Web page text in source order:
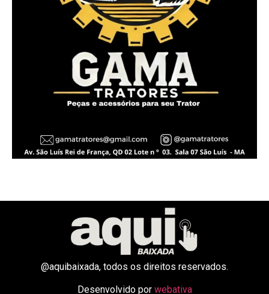
@aquibaixada, todos os direitos reservados.
Desenvolvido por webativa